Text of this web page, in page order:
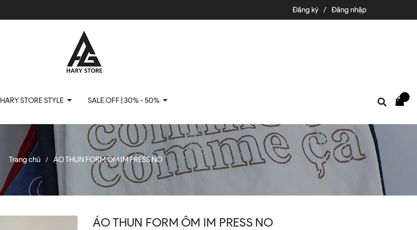
Đăng ký / Đăng nhập
HARY STORE STYLE SALE OFF | 30% - 50%
Trang chủ / ÁO THUN FORM ÔM IM PRESS NO
ÁO THUN FORM ÔM IM PRESS NO